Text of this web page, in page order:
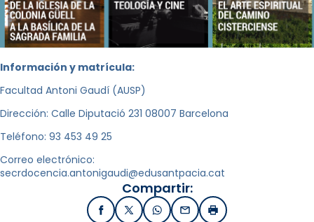
Información y matrícula:
Facultad Antoni Gaudí (AUSP)
Dirección: Calle Diputació 231 08007 Barcelona
Teléfono: 93 453 49 25
Correo electrónico:
secrdocencia.antonigaudi@edusantpacia.cat
Compartir:
FacebookX / TwitterWhatsApp
EmailImprimir